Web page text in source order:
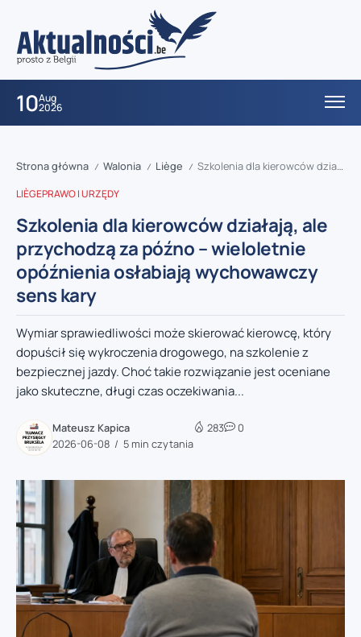
10Aug
2026
Strona główna / Walonia / Liège / Szkolenia dla kierowców działają, ale przychodzą za późno – wieloletnie opóźnienia osłabiają wychowawczy sens kary
LIÈGEPRAWO I URZĘDY
Szkolenia dla kierowców działają, ale
przychodzą za późno – wieloletnie
opóźnienia osłabiają wychowawczy
sens kary
Wymiar sprawiedliwości może skierować kierowcę, który
dopuścił się wykroczenia drogowego, na szkolenie z
bezpiecznej jazdy. Choć takie rozwiązanie jest oceniane
jako skuteczne, długi czas oczekiwania...
Mateusz Kapica
2026-06-08
5 min czytania
283 0